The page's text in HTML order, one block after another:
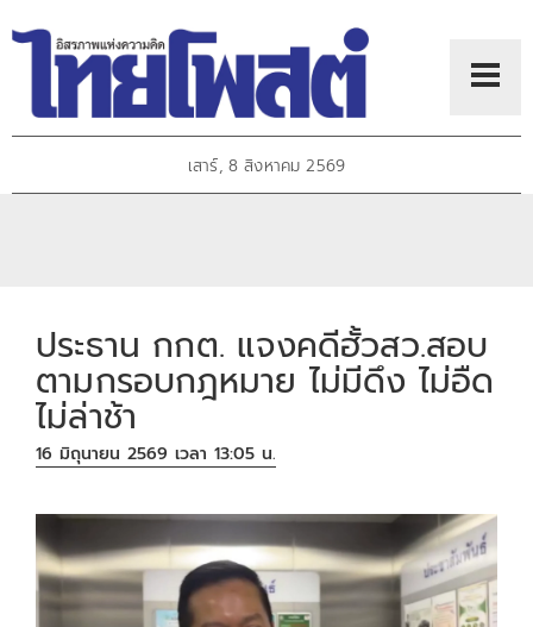
เสาร์, 8 สิงหาคม 2569
ประธาน กกต. แจงคดีฮั้วสว.สอบ
ตามกรอบกฎหมาย ไม่มีดึง ไม่อืด
ไม่ล่าช้า
16 มิถุนายน 2569 เวลา 13:05 น.